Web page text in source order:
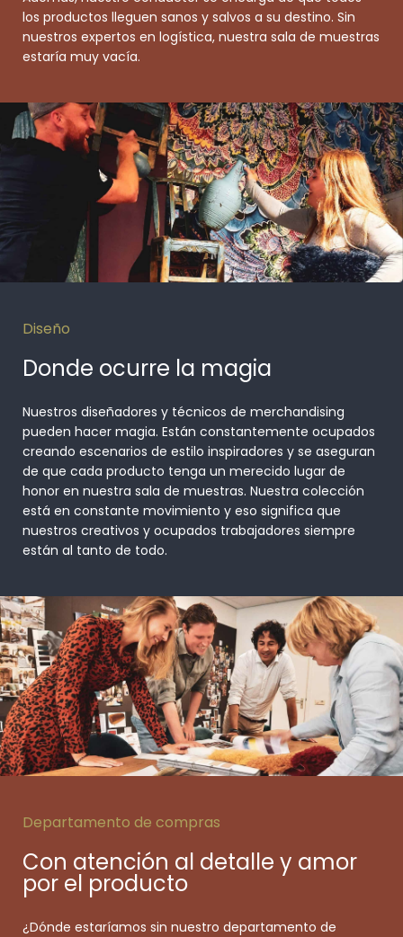
los productos lleguen sanos y salvos a su destino. Sin
nuestros expertos en logística, nuestra sala de muestras
estaría muy vacía.
Diseño
Donde ocurre la magia
Nuestros diseñadores y técnicos de merchandising
pueden hacer magia. Están constantemente ocupados
creando escenarios de estilo inspiradores y se aseguran
de que cada producto tenga un merecido lugar de
honor en nuestra sala de muestras. Nuestra colección
está en constante movimiento y eso significa que
nuestros creativos y ocupados trabajadores siempre
están al tanto de todo.
Departamento de compras
Con atención al detalle y amor
por el producto
¿Dónde estaríamos sin nuestro departamento de